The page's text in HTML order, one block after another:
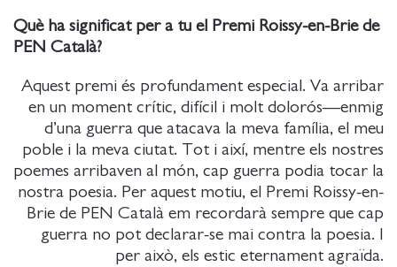
Què ha significat per a tu el Premi Roissy-en-Brie de
PEN Català?
Aquest premi és profundament especial. Va arribar
en un moment crític, difícil i molt dolorós—enmig
d’una guerra que atacava la meva família, el meu
poble i la meva ciutat. Tot i així, mentre els nostres
poemes arribaven al món, cap guerra podia tocar la
nostra poesia. Per aquest motiu, el Premi Roissy-en-
Brie de PEN Català em recordarà sempre que cap
guerra no pot declarar-se mai contra la poesia. I
per això, els estic eternament agraïda.